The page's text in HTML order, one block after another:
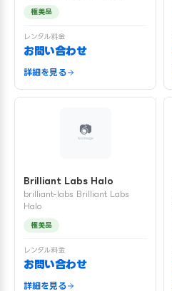
極美品
レンタル料金
お問い合わせ
詳細を見る
Brilliant Labs Halo
brilliant-labs Brilliant Labs
Halo
極美品
レンタル料金
お問い合わせ
詳細を見る